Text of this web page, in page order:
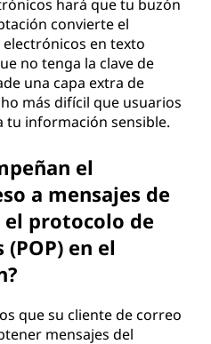
hará que tu buzón
convierte el
en texto
no tenga la clave de
una capa extra de
más difícil que usuarios
tu información sensible.
el
a mensajes de
protocolo de
en el
que su cliente de correo
mensajes del